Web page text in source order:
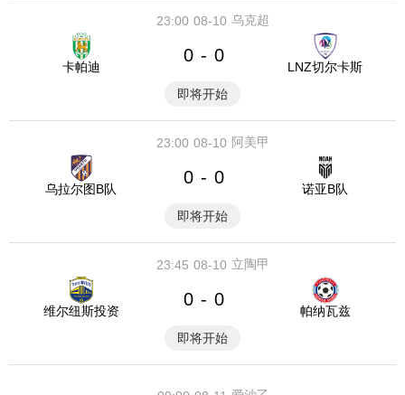
08-10
23:00 乌克超
卡帕迪
0 - 0
LNZ切尔卡斯
即将开始
08-10
23:00 阿美甲
乌拉尔图B队
0 - 0
诺亚B队
即将开始
08-10
23:45 立陶甲
维尔纽斯投资
0 - 0
帕纳瓦兹
即将开始